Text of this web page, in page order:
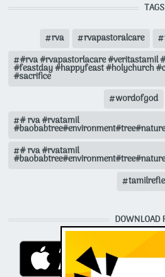
TAGS
rva rvapastoralcare
#rva #rvapastorlacare #veritastamil
#feastday #happyfeast #holychurch
#sacrifice
wordofgod
# rva #rvatamil
# rva #rvatamil
DOWNLOAD